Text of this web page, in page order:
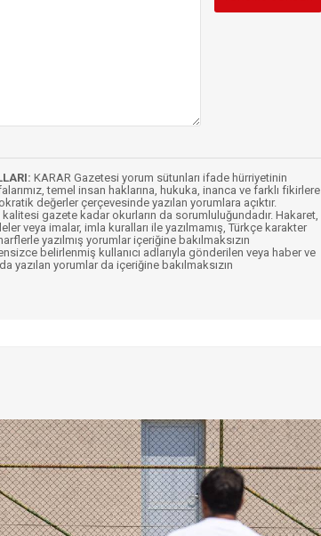
KARAR Gazetesi yorum sütunları ifade hürriyetinin
temel insan haklarına, hukuka, inanca ve farklı fikirlere
değerler çerçevesinde yazılan yorumlara açıktır.
gazete kadar okurların da sorumluluğundadır. Hakaret,
veya imalar, imla kuralları ile yazılmamış, Türkçe karakter
yazılmış yorumlar içeriğine bakılmaksızın
belirlenmiş kullanıcı adlarıyla gönderilen veya haber ve
yazılan yorumlar da içeriğine bakılmaksızın